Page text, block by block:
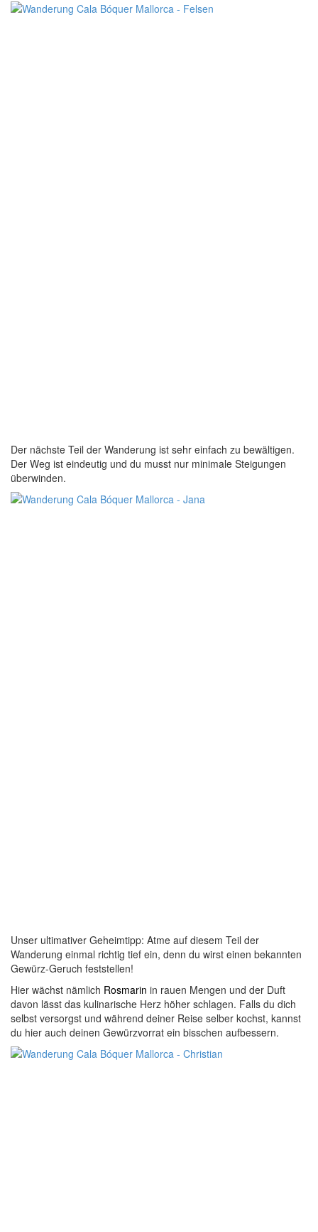
Der nächste Teil der Wanderung ist sehr einfach zu bewältigen.
Der Weg ist eindeutig und du musst nur minimale Steigungen
überwinden.
Unser ultimativer Geheimtipp: Atme auf diesem Teil der
Wanderung einmal richtig tief ein, denn du wirst einen bekannten
Gewürz-Geruch feststellen!
Hier wächst nämlich Rosmarin in rauen Mengen und der Duft
davon lässt das kulinarische Herz höher schlagen. Falls du dich
selbst versorgst und während deiner Reise selber kochst, kannst
du hier auch deinen Gewürzvorrat ein bisschen aufbessern.